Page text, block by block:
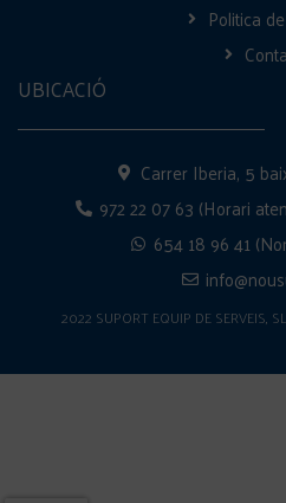
Politica
UBICACIÓ
Carrer Iberia, 5
972 22 07 63 (Horari
654 18 96 41
2022 SUPORT EQUIP DE SERVEIS,